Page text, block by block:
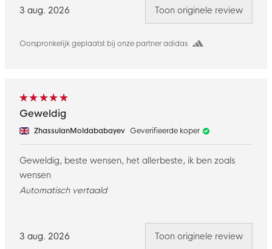
3 aug. 2026
Oorspronkelijk geplaatst bij onze partner adidas
Toon originele review
3 aug. 2026
Geweldig
ZhassulanMoldababayev Geverifieerde koper
Geweldig, beste wensen, het allerbeste, ik ben zoals
wensen
Automatisch vertaald
Toon originele review